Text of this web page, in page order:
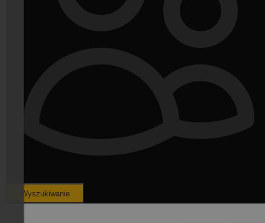
Wyszukiwanie